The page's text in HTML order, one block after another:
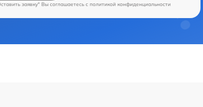
заявку" Вы соглашаетесь c политикой конфиденциальности